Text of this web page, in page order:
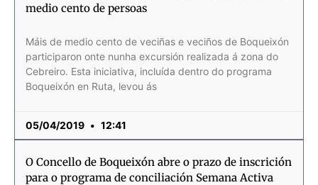
medio cento de persoas
Máis de medio cento de veciñas e veciños de Boqueixón
participaron onte nunha excursión realizada á zona do
Cebreiro. Esta iniciativa, incluída dentro do programa
Boqueixón en Ruta, levou ás
05/04/2019 12:41
O Concello de Boqueixón abre o prazo de inscrición
para o programa de conciliación Semana Activa